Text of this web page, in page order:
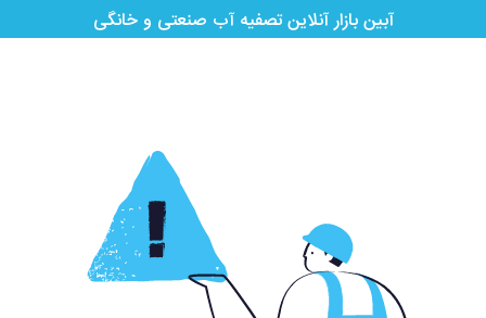
آبین بازار آنلاین تصفیه آب صنعتی و خانگی